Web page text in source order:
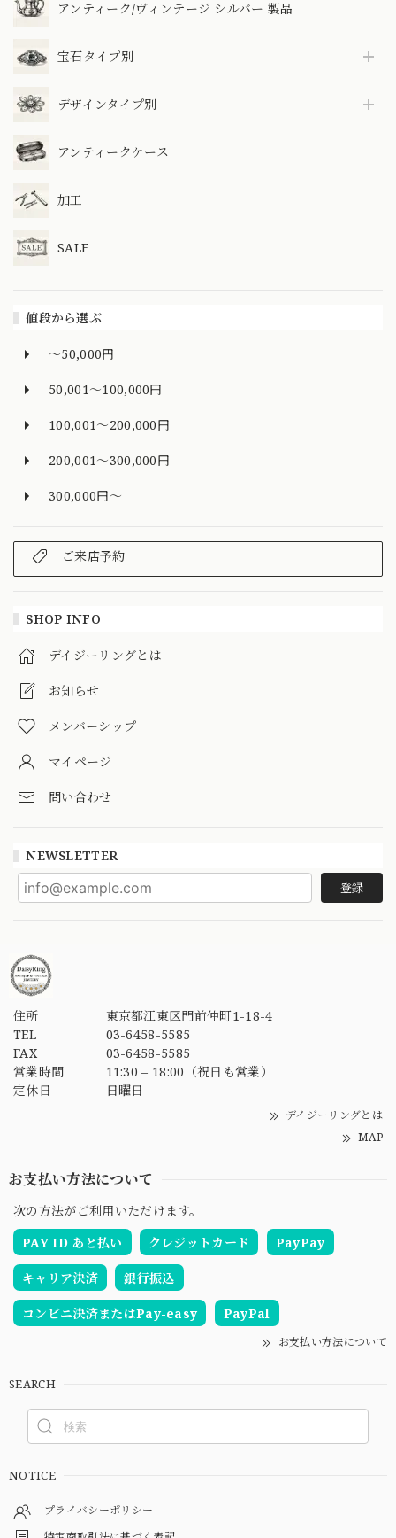
アンティーク/ヴィンテージ シルバー 製品
宝石タイプ別
デザインタイプ別
アンティークケース
加工
SALE
値段から選ぶ
～50,000円
50,001～100,000円
100,001～200,000円
200,001～300,000円
300,000円～
ご来店予約
SHOP INFO
デイジーリングとは
お知らせ
メンバーシップ
マイページ
問い合わせ
NEWSLETTER
登録
住所
東京都江東区門前仲町1-18-4
TEL
03-6458-5585
FAX
03-6458-5585
営業時間
11:30 – 18:00（祝日も営業）
定休日
日曜日
デイジーリングとは
MAP
お支払い方法について
次の方法がご利用いただけます。
PAY ID あと払い
クレジットカード PayPay
キャリア決済 銀行振込
コンビニ決済またはPay-easy PayPal
お支払い方法について
SEARCH
NOTICE
プライバシーポリシー